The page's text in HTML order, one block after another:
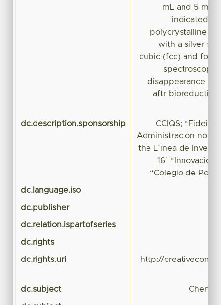
mL and 5 mL
indicated
polycrystalline
with a silver
cubic (fcc) and
spectroscopy
disappearance of
aftr bioreduction
dc.description.sponsorship
CCIQS;
Administracion no.
the L´ınea de
16´ “Innovacion
“Colegio de
dc.language.iso
dc.publisher
dc.relation.ispartofseries
dc.rights
dc.rights.uri http://
dc.subject